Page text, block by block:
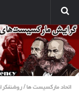
انتشارات
نشریه کارگر میلیتانت
نشر میلیتانت
کتب و جزوات
اتحاد مارکسیست ها /